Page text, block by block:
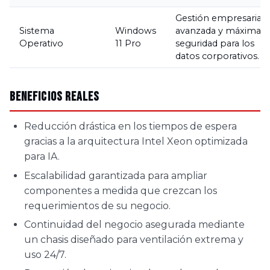
Sistema
Operativo
Windows
11 Pro
Gestión empresarial
avanzada y máxima
seguridad para los
datos corporativos.
Beneficios Reales
Reducción drástica en los tiempos de espera
gracias a la arquitectura Intel Xeon optimizada
para IA.
Escalabilidad garantizada para ampliar
componentes a medida que crezcan los
requerimientos de su negocio.
Continuidad del negocio asegurada mediante
un chasis diseñado para ventilación extrema y
uso 24/7.